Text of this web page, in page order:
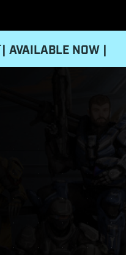
| AVAILABLE NOW |